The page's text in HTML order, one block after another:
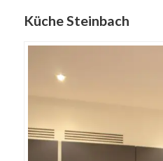
Küche Steinbach